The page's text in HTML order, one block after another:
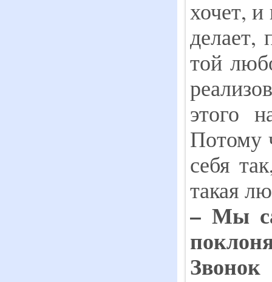
хочет,
делает,
той
этого
Потому
себя
такая
– Мы